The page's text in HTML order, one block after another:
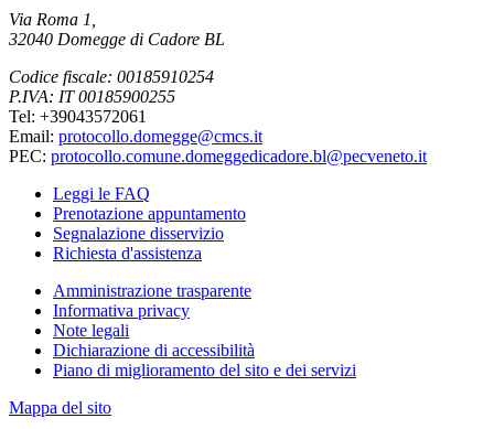
Via Roma 1,
32040 Domegge di Cadore BL
Codice fiscale: 00185910254
P.IVA: IT 00185900255
Tel: +39043572061
Email: protocollo.domegge@cmcs.it
PEC: protocollo.comune.domeggedicadore.bl@pecveneto.it
Leggi le FAQ
Prenotazione appuntamento
Segnalazione disservizio
Richiesta d'assistenza
Amministrazione trasparente
Informativa privacy
Note legali
Dichiarazione di accessibilità
Piano di miglioramento del sito e dei servizi
Mappa del sito